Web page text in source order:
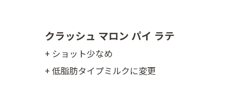
クラッシュ マロン パイ ラテ
+ ショット少なめ
+ 低脂肪タイプミルクに変更